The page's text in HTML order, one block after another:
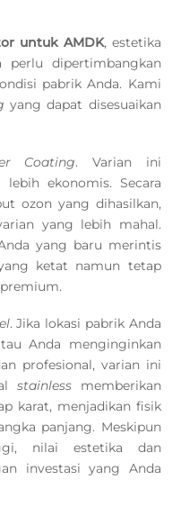
untuk AMDK, estetika
dipertimbangkan
pabrik Anda. Kami
yang dapat disesuaikan
Coating. Varian ini
ekonomis. Secara
ozon yang dihasilkan,
yang lebih mahal.
yang baru merintis
ketat namun tetap
. Jika lokasi pabrik Anda
Anda menginginkan
profesional, varian ini
stainlessmemberikan
karat, menjadikan fisik
panjang. Meskipun
nilai estetika dan
investasi yang Anda